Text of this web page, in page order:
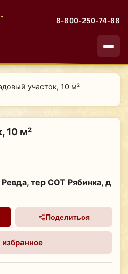
8-800-250-74-88
участок, 10 м²
10 м²
тер СОТ Рябинка, д
Поделиться
избранное